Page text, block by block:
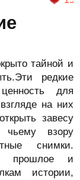
тайной и
редкие
для
на них
завесу
взору
снимки.
прошлое и
истории,